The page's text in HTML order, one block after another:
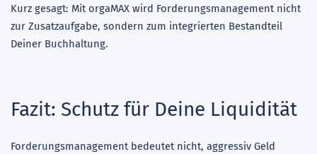
Kurz gesagt: Mit orgaMAX wird Forderungsmanagement nicht
zur Zusatzaufgabe, sondern zum integrierten Bestandteil
Deiner Buchhaltung.
Fazit: Schutz für Deine Liquidität
Forderungsmanagement bedeutet nicht, aggressiv Geld